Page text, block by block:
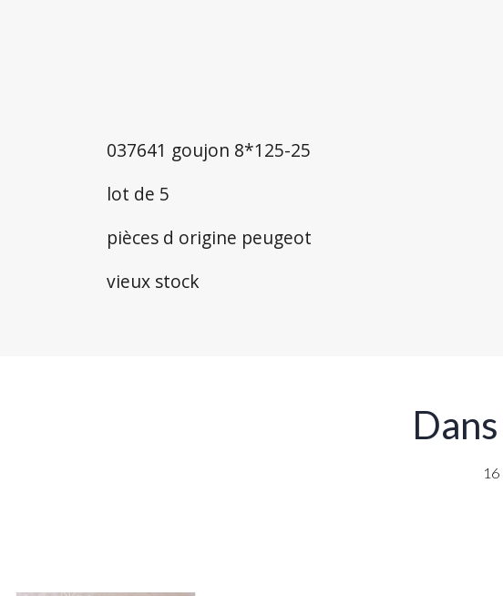
037641 goujon 8*125-25
lot de 5
pièces d origine peugeot
vieux stock